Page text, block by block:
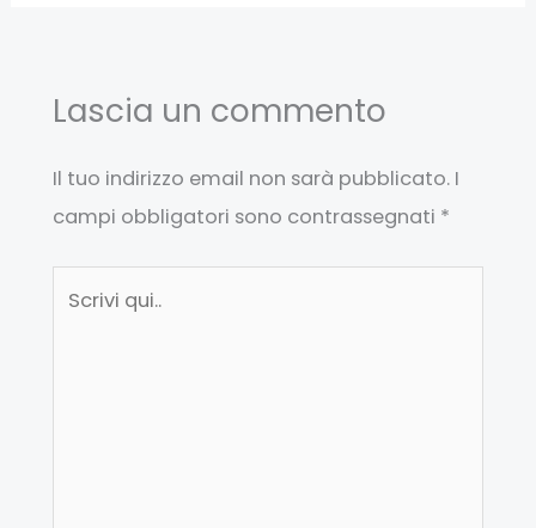
Lascia un commento
Il tuo indirizzo email non sarà pubblicato. I
campi obbligatori sono contrassegnati *